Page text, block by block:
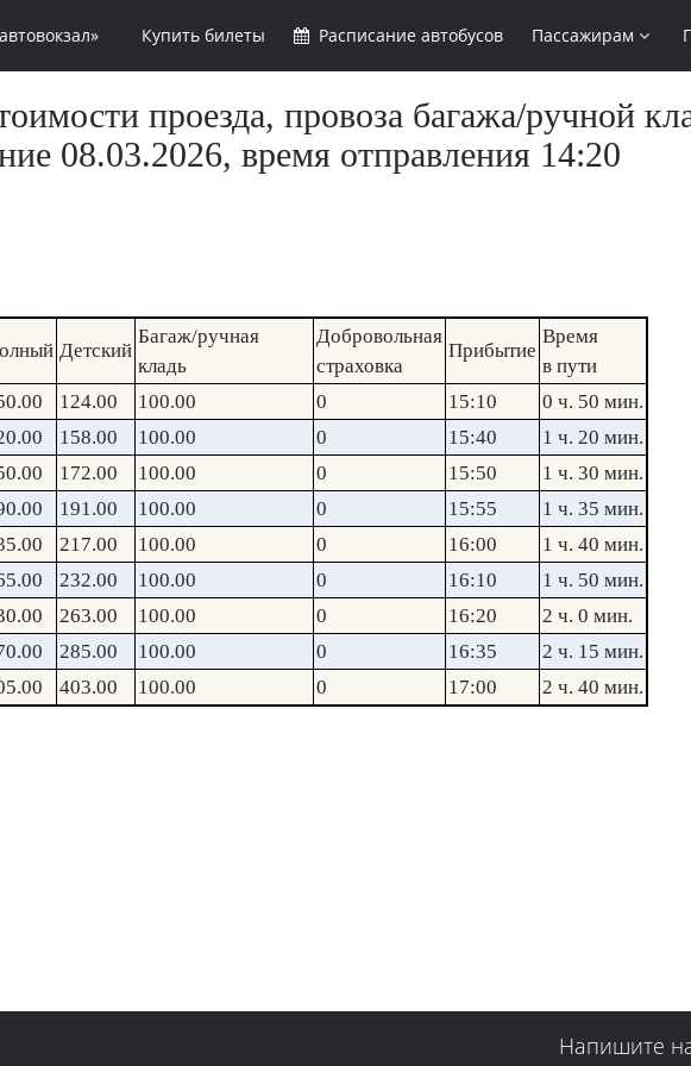
Купить билеты Расписание автобусов Пассажирам
проезда, провоза багажа/ручной
08.03.2026, время отправления 14:20
Детский
Багаж/ручная
кладь
Добровольная
страховка
Прибытие
Время
в пути
124.00 100.00 0 15:10
0 ч. 50 мин.
158.00 100.00 0 15:40
1 ч. 20 мин.
172.00 100.00 0 15:50
1 ч. 30 мин.
191.00 100.00 0 15:55
1 ч. 35 мин.
217.00 100.00 0 16:00
1 ч. 40 мин.
232.00 100.00 0 16:10
1 ч. 50 мин.
263.00 100.00 0 16:20
2 ч. 0 мин.
285.00 100.00 0 16:35
2 ч. 15 мин.
403.00 100.00 0 17:00 2 ч. 40 мин.
Напишите